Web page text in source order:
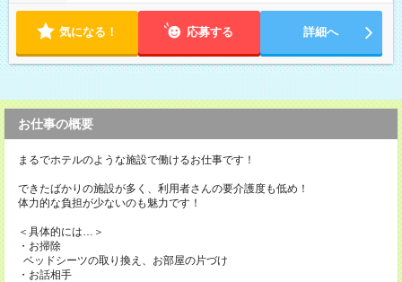
気になる！ 応募する 詳細へ
お仕事の概要
まるでホテルのような施設で働けるお仕事です！
できたばかりの施設が多く、利用者さんの要介護度も低め！
体力的な負担が少ないのも魅力です！
＜具体的には…＞
・お掃除
ベッドシーツの取り換え、お部屋の片づけ
・お話相手